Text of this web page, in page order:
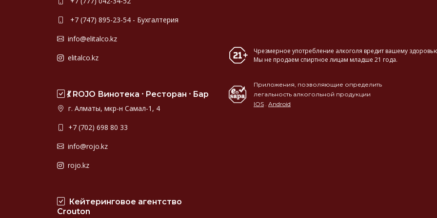
+7 (747) 895-23-54 - Бухгалтерия
info@elitalco.kz
elitalco.kz
💃 ROJO Винотека ⸱ Ресторан ⸱ Бар
г. Алматы, мкр-н Самал-1, 4
+7 (702) 698 80 33
info@rojo.kz
rojo.kz
Кейтеринговое агентство
Crouton
Чрезмерное употребление алкоголя вредит вашему
Мы не продаем спиртное лицам младше 21 года.
Приложения, позволяющие определить
легальность алкогольной продукции
IOS . Android